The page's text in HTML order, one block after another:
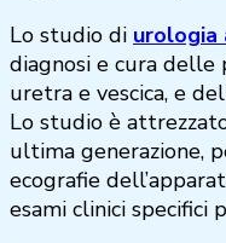
Lo studio di urologia
diagnosi e cura
uretra e vescica, e
Lo studio è
ultima generazione,
ecografie
esami clinici specifici